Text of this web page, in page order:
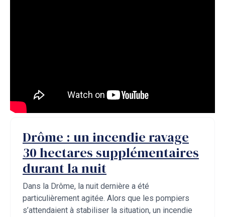
Drôme : un incendie ravage
30 hectares supplémentaires
durant la nuit
Dans la Drôme, la nuit dernière a été
particulièrement agitée. Alors que les pompiers
s’attendaient à stabiliser la situation, un incendie